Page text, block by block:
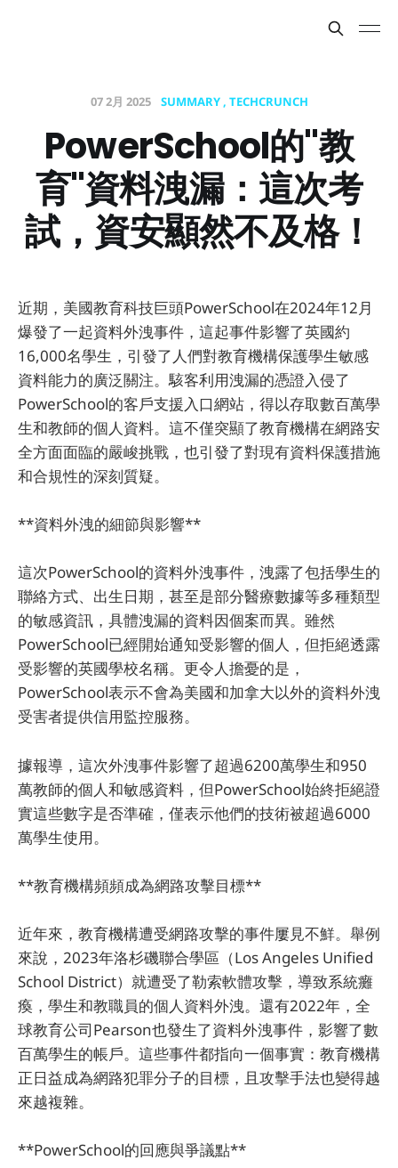
07 2月 2025 SUMMARY TECHCRUNCH
PowerSchool的"教
育"資料洩漏：這次考
試，資安顯然不及格！
近期，美國教育科技巨頭PowerSchool在2024年12月
爆發了一起資料外洩事件，這起事件影響了英國約
16,000名學生，引發了人們對教育機構保護學生敏感
資料能力的廣泛關注。駭客利用洩漏的憑證入侵了
PowerSchool的客戶支援入口網站，得以存取數百萬學
生和教師的個人資料。這不僅突顯了教育機構在網路安
全方面面臨的嚴峻挑戰，也引發了對現有資料保護措施
和合規性的深刻質疑。
**資料外洩的細節與影響**
這次PowerSchool的資料外洩事件，洩露了包括學生的
聯絡方式、出生日期，甚至是部分醫療數據等多種類型
的敏感資訊，具體洩漏的資料因個案而異。雖然
PowerSchool已經開始通知受影響的個人，但拒絕透露
受影響的英國學校名稱。更令人擔憂的是，
PowerSchool表示不會為美國和加拿大以外的資料外洩
受害者提供信用監控服務。
據報導，這次外洩事件影響了超過6200萬學生和950
萬教師的個人和敏感資料，但PowerSchool始終拒絕證
實這些數字是否準確，僅表示他們的技術被超過6000
萬學生使用。
**教育機構頻頻成為網路攻擊目標**
近年來，教育機構遭受網路攻擊的事件屢見不鮮。舉例
來說，2023年洛杉磯聯合學區（Los Angeles Unified
School District）就遭受了勒索軟體攻擊，導致系統癱
瘓，學生和教職員的個人資料外洩。還有2022年，全
球教育公司Pearson也發生了資料外洩事件，影響了數
百萬學生的帳戶。這些事件都指向一個事實：教育機構
正日益成為網路犯罪分子的目標，且攻擊手法也變得越
來越複雜。
**PowerSchool的回應與爭議點**